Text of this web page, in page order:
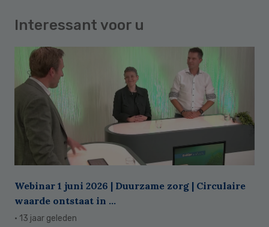
Interessant voor u
Webinar 1 juni 2026 | Duurzame zorg | Circulaire
waarde ontstaat in ...
· 13 jaar geleden